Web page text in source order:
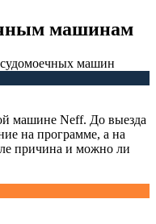
машинам
машин
машине Neff. До выезда
на программе, а на
причина и можно ли